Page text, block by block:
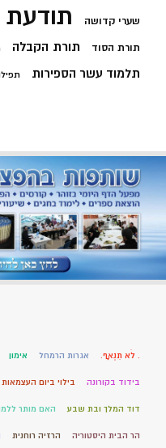
שערי קדושה
תורת הסוד תורת הקבלה
תלמוד עשר הספירות
. לֹא תִנְאָף. אגרות הרמחל אימון
בידוד בקורונה בילוי ביום העצמאות
דוד המלך ובת שבע האם מותר
הר הבית היסטוריה הרזיה רוחנית